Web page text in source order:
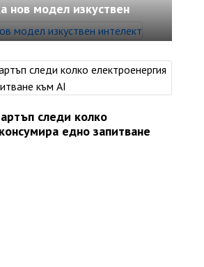
нов модел изкуствен
следи колко
едно запитване